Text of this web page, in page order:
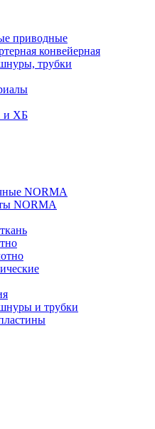
приводные
конвейерная
трубки
и ХБ
NORMA
NORMA
и трубки